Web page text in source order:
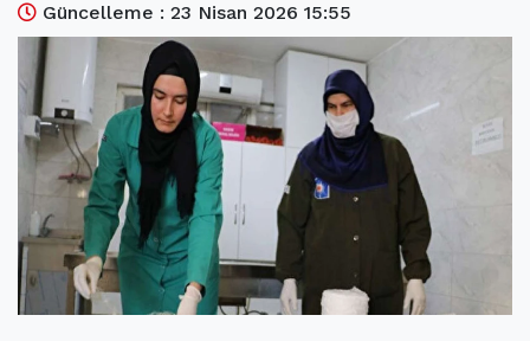
Spor(current)
Sağlık (current)
Kültür Sanat(current)
Teknoloji (current)
Özel Haber(current)
Dünya(current)
Yerel(current)
Güncelleme : 23 Nisan 2026 15:55